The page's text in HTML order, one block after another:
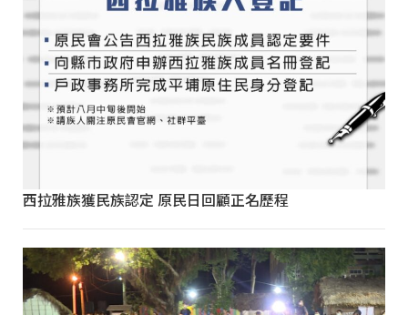
西拉雅族獲民族認定 原民日回顧正名歷程